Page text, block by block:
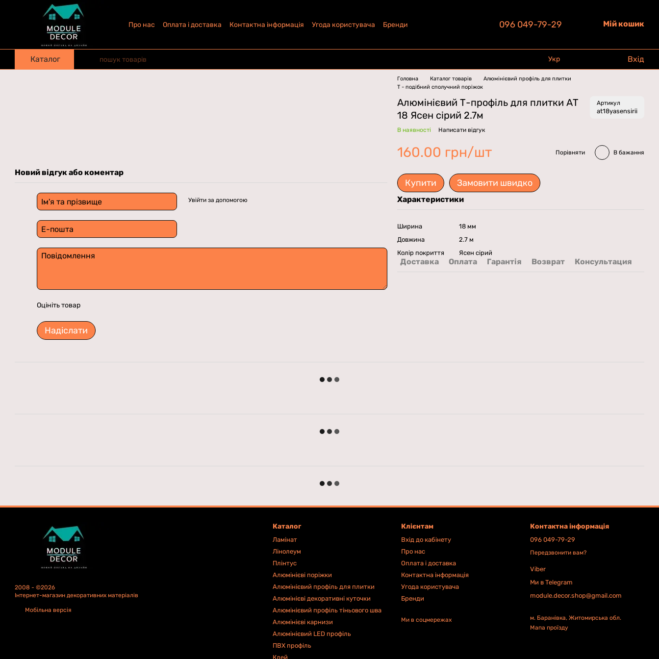
Перейти до основного контенту
Про нас Оплата і доставка Контактна інформація Угода користувача Бренди 096 049-79-29 Мій кошик
Каталог Укр Вхід
Новий відгук або коментар
Увійти за допомогою
Оцініть товар
Надіслати
Головна Каталог товарів
Алюмінієвий профіль для плитки
Т - подібний сполучний поріжок
Алюмінієвий Т-профіль для плитки АТ
18 Ясен сірий 2.7м
Артикул
at18yasensirii
В наявності Написати відгук
160.00 грн/шт Порівняти В бажання
Купити Замовити швидко
Характеристики
Ширина
18 мм
Довжина
2.7 м
Колір покриття
Ясен сірий
Доставка Оплата Гарантія Возврат Консультация
2008 - ©2026
Інтернет-магазин декоративних матеріалів
Мобільна версія
Каталог
Ламінат
Лінолеум
Плінтус
Алюмінієві поріжки
Алюмінієвий профіль для плитки
Алюмінієві декоративні куточки
Алюмінієвий профіль тіньового шва
Алюмінієві карнизи
Алюмінієвий LED профіль
ПВХ профіль
Клей
Клієнтам
Вхід до кабінету
Про нас
Оплата і доставка
Контактна інформація
Угода користувача
Бренди
Ми в соцмережах
Контактна інформація
096 049-79-29
Передзвонити вам?
Viber
Ми в Telegram
module.decor.shop@gmail.com
м. Баранівка, Житомирська обл.
Мапа проїзду